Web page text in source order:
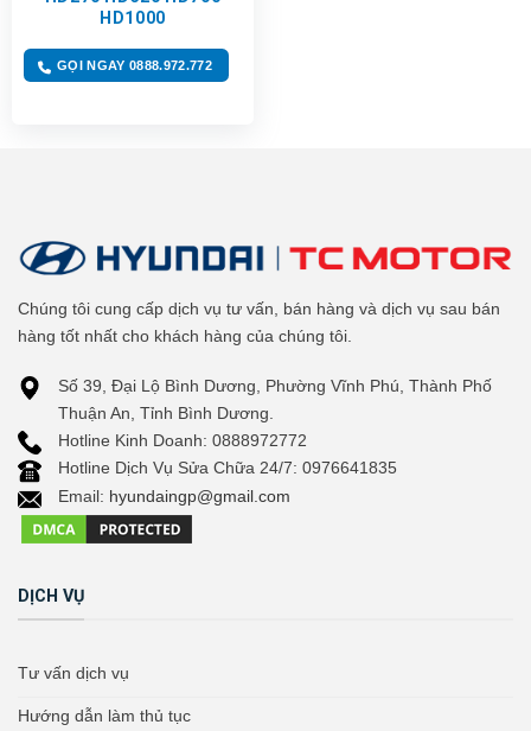
HD1000
GỌI NGAY 0888.972.772
Chúng tôi cung cấp dịch vụ tư vấn, bán hàng và dịch vụ sau bán
hàng tốt nhất cho khách hàng của chúng tôi.
Số 39, Đại Lộ Bình Dương, Phường Vĩnh Phú, Thành Phố
Thuận An, Tỉnh Bình Dương.
Hotline Kinh Doanh: 0888972772
Hotline Dịch Vụ Sửa Chữa 24/7: 0976641835
Email: hyundaingp@gmail.com
DỊCH VỤ
Tư vấn dịch vụ
Hướng dẫn làm thủ tục